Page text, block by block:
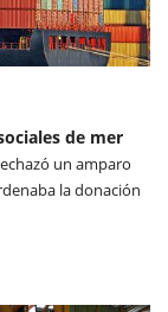
de mer
un amparo
la donación